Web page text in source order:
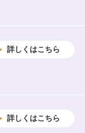
詳しくはこちら
詳しくはこちら